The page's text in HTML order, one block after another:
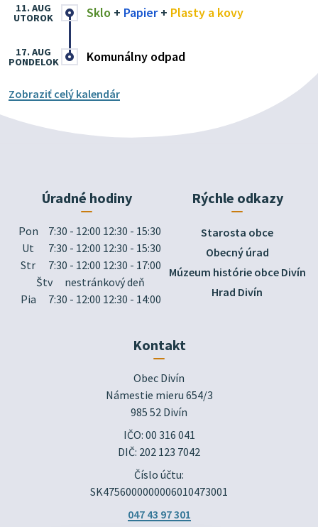
Sklo + Papier+ Plasty a kovy
11. AUG
UTOROK
Komunálny odpad
17. AUG
PONDELOK
Zobraziť celý kalendár
Úradné hodiny
Pon
7:30 - 12:00 12:30 - 15:30
Ut
7:30 - 12:00 12:30 - 15:30
Str
7:30 - 12:00 12:30 - 17:00
Štv
nestránkový deň
Pia
7:30 - 12:00 12:30 - 14:00
Rýchle odkazy
Starosta obce
Obecný úrad
Múzeum histórie obce Divín
Hrad Divín
Kontakt
Obec Divín
Námestie mieru 654/3
985 52 Divín
IČO: 00 316 041
DIČ: 202 123 7042
Číslo účtu:
SK4756000000006010473001
047 43 97 301